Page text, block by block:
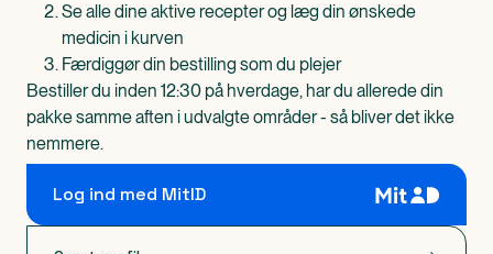
Se alle dine aktive recepter og læg din ønskede
medicin i kurven
Færdiggør din bestilling som du plejer
Bestiller du inden 12:30 på hverdage, har du allerede din
pakke samme aften i udvalgte områder - så bliver det ikke
nemmere.
Log ind med MitID